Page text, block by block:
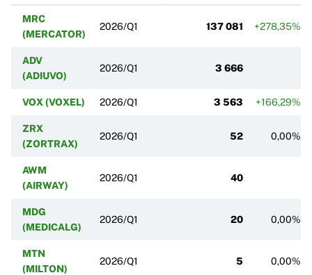
MRC
(MERCATOR)
2026/Q1 137 081 +278,35%
ADV
(ADIUVO)
2026/Q1 3 666
VOX (VOXEL) 2026/Q1 3 563 +166,29%
ZRX
(ZORTRAX)
2026/Q1 52 0,00%
AWM
(AIRWAY)
2026/Q1 40
MDG
(MEDICALG)
2026/Q1 20 0,00%
MTN
(MILTON)
2026/Q1 5 0,00%